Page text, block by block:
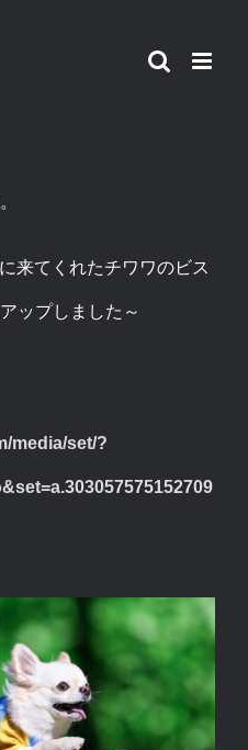
来てくれたチワワのビス
ップしました～
media/set/?